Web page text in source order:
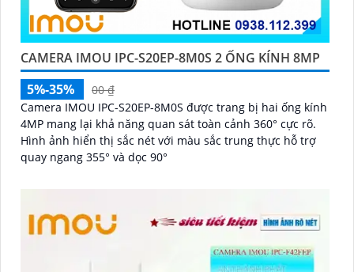
CAMERA IMOU IPC-S20EP-8M0S 2 ỐNG KÍNH 8MP
5%-35%
00 ₫
Camera IMOU IPC-S20EP-8M0S được trang bị hai ống kính
4MP mang lại khả năng quan sát toàn cảnh 360° cực rõ.
Hình ảnh hiển thị sắc nét với màu sắc trung thực hỗ trợ
quay ngang 355° và dọc 90°